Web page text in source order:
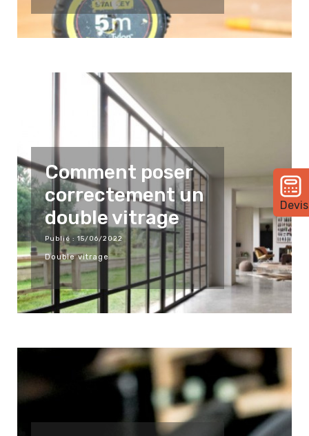
Devis
Comment poser
correctement un
double vitrage
Publié : 15/06/2022
Double vitrage